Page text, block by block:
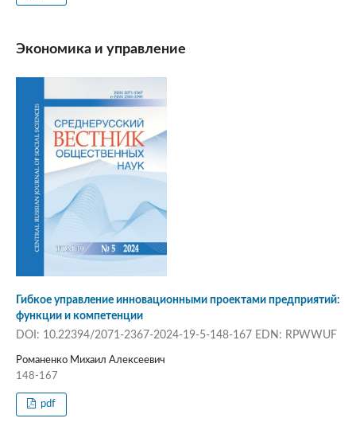
Экономика и управление
Гибкое управление инновационными проектами предприятий:
функции и компетенции
DOI: 10.22394/2071-2367-2024-19-5-148-167 EDN: RPWWUF
Романенко Михаил Алексеевич
148-167
pdf